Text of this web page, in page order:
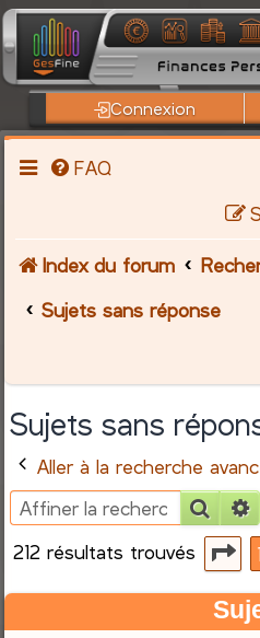
Connexion
FAQ
Index du forum
Sujets sans réponse
Sujets sans
Aller à la recherche
212 résultats trouvés
1